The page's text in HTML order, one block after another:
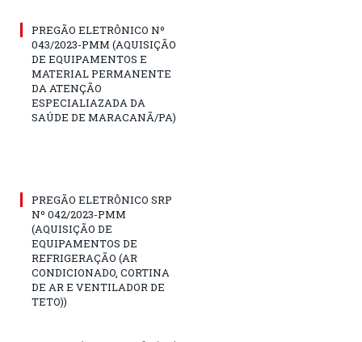
PREGÃO ELETRÔNICO Nº
043/2023-PMM (AQUISIÇÃO
DE EQUIPAMENTOS E
MATERIAL PERMANENTE
DA ATENÇÃO
ESPECIALIAZADA DA
SAÚDE DE MARACANÃ/PA)
PREGÃO ELETRÔNICO SRP
Nº 042/2023-PMM
(AQUISIÇÃO DE
EQUIPAMENTOS DE
REFRIGERAÇÃO (AR
CONDICIONADO, CORTINA
DE AR E VENTILADOR DE
TETO))